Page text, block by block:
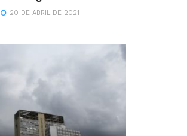
20 DE ABRIL DE 2021